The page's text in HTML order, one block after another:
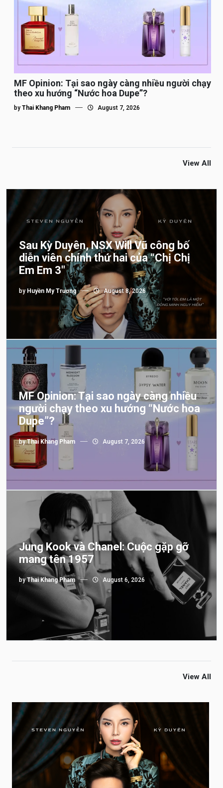
MF Opinion: Tại sao ngày càng nhiều người chạy
theo xu hướng “Nước hoa Dupe”?
by Thai Khang Pham August 7, 2026
View All
Sau Kỳ Duyên, NSX Will Vũ công bố
diễn viên chính thứ hai của “Chị Chị
Em Em 3″
by Huyền My Trương August 8, 2026
MF Opinion: Tại sao ngày càng nhiều
người chạy theo xu hướng “Nước hoa
Dupe”?
byThai Khang Pham August 7, 2026
Jung Kook và Chanel: Cuộc gặp gỡ
mang tên 1957
byThai Khang Pham August 6, 2026
View All